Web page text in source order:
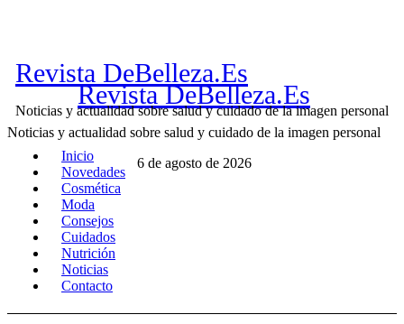
Revista DeBelleza.Es
Noticias y actualidad sobre salud y cuidado de la imagen personal
6 de agosto de 2026
Revista DeBelleza.Es
Noticias y actualidad sobre salud y cuidado de la imagen personal
Inicio
Novedades
Cosmética
Moda
Consejos
Cuidados
Nutrición
Noticias
Contacto